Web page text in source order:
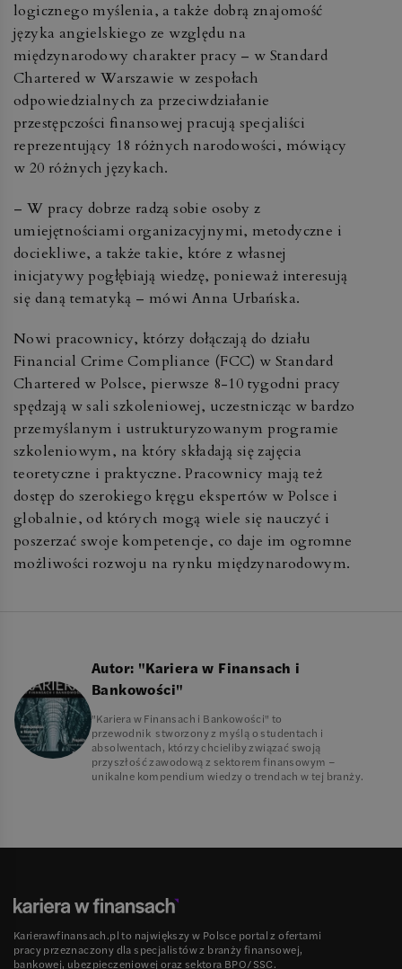
logicznego myślenia, a także dobrą znajomość
języka angielskiego ze względu na
międzynarodowy charakter pracy – w Standard
Chartered w Warszawie w zespołach
odpowiedzialnych za przeciwdziałanie
przestępczości finansowej pracują specjaliści
reprezentujący 18 różnych narodowości, mówiący
w 20 różnych językach.
– W pracy dobrze radzą sobie osoby z
umiejętnościami organizacyjnymi, metodyczne i
dociekliwe, a także takie, które z własnej
inicjatywy pogłębiają wiedzę, ponieważ interesują
się daną tematyką – mówi Anna Urbańska.
Nowi pracownicy, którzy dołączają do działu
Financial Crime Compliance (FCC) w Standard
Chartered w Polsce, pierwsze 8-10 tygodni pracy
spędzają w sali szkoleniowej, uczestnicząc w bardzo
przemyślanym i ustrukturyzowanym programie
szkoleniowym, na który składają się zajęcia
teoretyczne i praktyczne. Pracownicy mają też
dostęp do szerokiego kręgu ekspertów w Polsce i
globalnie, od których mogą wiele się nauczyć i
poszerzać swoje kompetencje, co daje im ogromne
możliwości rozwoju na rynku międzynarodowym.
Autor: "Kariera w Finansach i
Bankowości"
"Kariera w Finansach i Bankowości" to
przewodnik stworzony z myślą o studentach i
absolwentach, którzy chcieliby związać swoją
przyszłość zawodową z sektorem finansowym –
unikalne kompendium wiedzy o trendach w tej branży.
Karierawfinansach.pl to największy w Polsce portal z ofertami
pracy przeznaczony dla specjalistów z branży finansowej,
bankowej, ubezpieczeniowej oraz sektora BPO/SSC.